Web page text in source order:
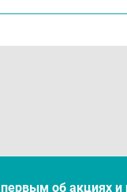
об акцияx